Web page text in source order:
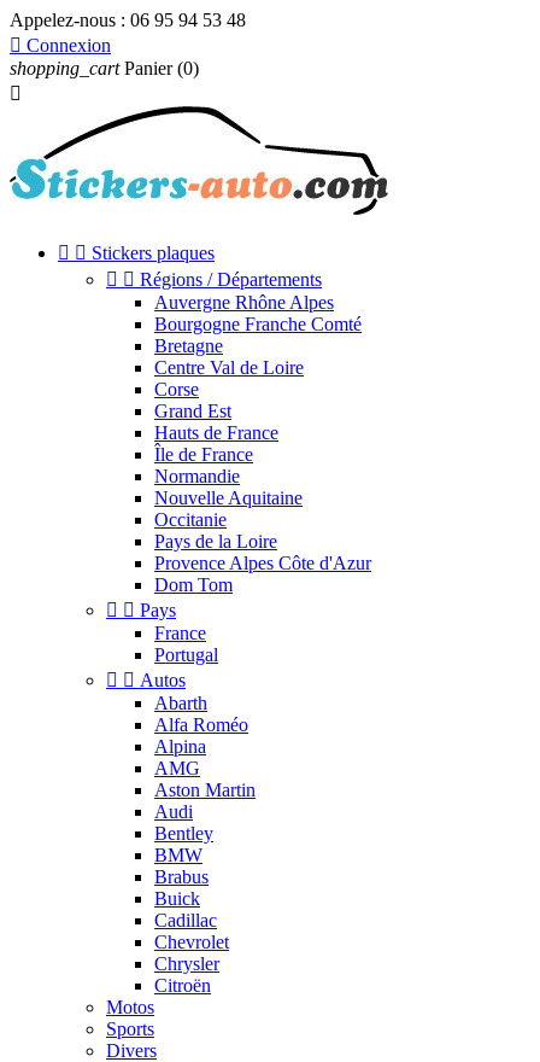
Appelez-nous : 06 95 94 53 48
 Connexion
shopping_cart Panier (0)

  Stickers plaques
  Régions / Départements
Auvergne Rhône Alpes
Bourgogne Franche Comté
Bretagne
Centre Val de Loire
Corse
Grand Est
Hauts de France
Île de France
Normandie
Nouvelle Aquitaine
Occitanie
Pays de la Loire
Provence Alpes Côte d'Azur
Dom Tom
  Pays
France
Portugal
  Autos
Abarth
Alfa Roméo
Alpina
AMG
Aston Martin
Audi
Bentley
BMW
Brabus
Buick
Cadillac
Chevrolet
Chrysler
Citroën
Motos
Sports
Divers